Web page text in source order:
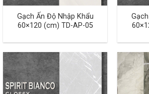
Gạch Ấn Độ Nhập Khẩu
60×120 (cm) TD-AP-05